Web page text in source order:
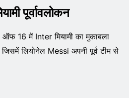
पूर्वावलोकन
16 में Inter मियामी का मुकाबला
जिसमें लियोनेल Messi अपनी पूर्व टीम से